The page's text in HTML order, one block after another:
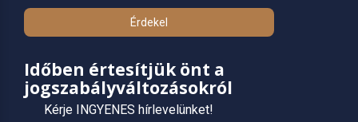
Érdekel
Időben értesítjük önt a
jogszabályváltozásokról
Kérje INGYENES hírlevelünket!